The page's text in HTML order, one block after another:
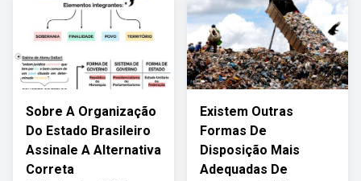
Sobre A Organização
Do Estado Brasileiro
Assinale A Alternativa
Correta
Existem Outras
Formas De
Disposição Mais
Adequadas De